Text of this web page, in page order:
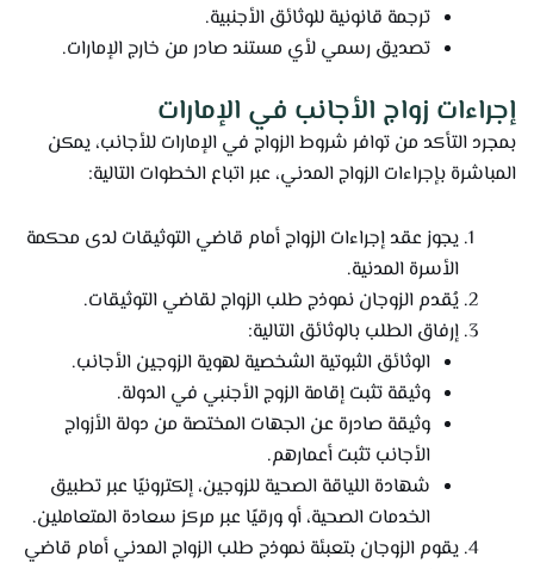
ترجمة قانونية للوثائق الأجنبية.
تصديق رسمي لأي مستند صادر من خارج الإمارات.
إجراءات زواج الأجانب في الإمارات
بمجرد التأكد من توافر شروط الزواج في الإمارات للأجانب، يمكن
المباشرة بإجراءات الزواج المدني، عبر اتباع الخطوات التالية:
يجوز عقد إجراءات الزواج أمام قاضي التوثيقات لدى محكمة
الأسرة المدنية.
يُقدم الزوجان نموذج طلب الزواج لقاضي التوثيقات.
إرفاق الطلب بالوثائق التالية:
الوثائق الثبوتية الشخصية لهوية الزوجين الأجانب.
وثيقة تثبت إقامة الزوج الأجنبي في الدولة.
وثيقة صادرة عن الجهات المختصة من دولة الأزواج
الأجانب تثبت أعمارهم.
شهادة اللياقة الصحية للزوجين، إلكترونيًا عبر تطبيق
الخدمات الصحية، أو ورقيًا عبر مركز سعادة المتعاملين.
يقوم الزوجان بتعبئة نموذج طلب الزواج المدني أمام قاضي